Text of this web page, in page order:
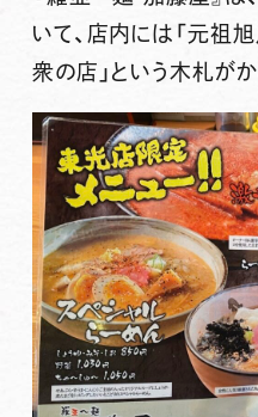
いて、店内には「元祖
衆の店」という木札がか